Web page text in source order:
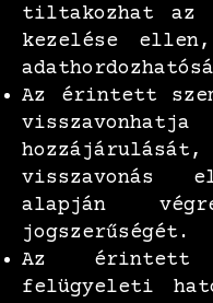
tiltakozhat az
kezelése
Az érintett
visszavonás
alapján
jogszerűségét.
Az érintett
felügyeleti